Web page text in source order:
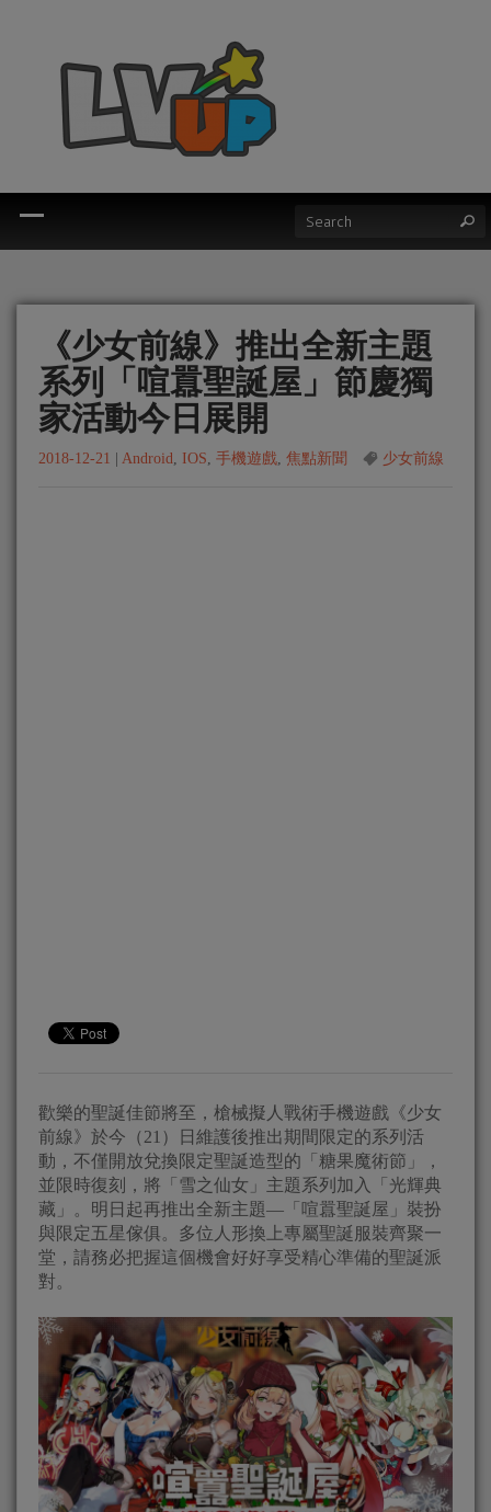
《少女前線》推出全新主題
系列「喧囂聖誕屋」節慶獨
家活動今日展開
2018-12-21 Android, IOS, 手機遊戲, 焦點新聞 少女前線
歡樂的聖誕佳節將至，槍械擬人戰術手機遊戲《少女
前線》於今（21）日維護後推出期間限定的系列活
動，不僅開放兌換限定聖誕造型的「糖果魔術節」，
並限時復刻，將「雪之仙女」主題系列加入「光輝典
藏」。明日起再推出全新主題—「喧囂聖誕屋」裝扮
與限定五星傢俱。多位人形換上專屬聖誕服裝齊聚一
堂，請務必把握這個機會好好享受精心準備的聖誕派
對。